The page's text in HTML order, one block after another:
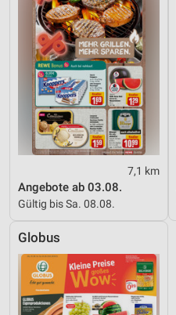
7,1 km
Angebote ab 03.08.
Gültig bis Sa. 08.08.
Globus